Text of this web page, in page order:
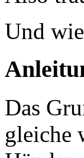
Und
Das
gleiche